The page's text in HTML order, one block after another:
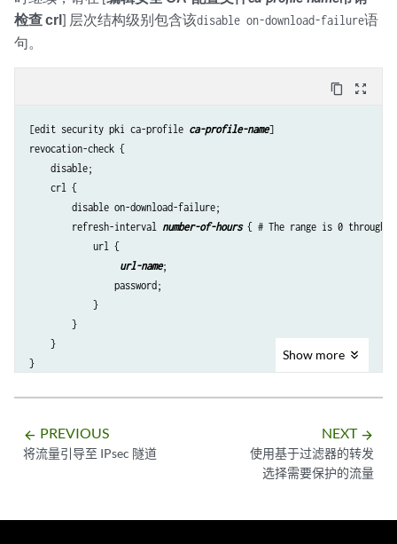
检查 crl] 层次结构级别包含该disable on-download-failure语
句。
content_copy zoom_out_map
[edit security pki ca-profile ca-profile-name]
revocation-check {
    disable;
    crl {
        disable on-download-failure;
        refresh-interval
number-of-hours { # The range is 0 through
            url {
url-name;
                password;
            }
        }
    }
Show more
arrow_backward PREVIOUS
将流量引导至 IPsec 隧道
NEXT arrow_forward
使用基于过滤器的转发
选择需要保护的流量